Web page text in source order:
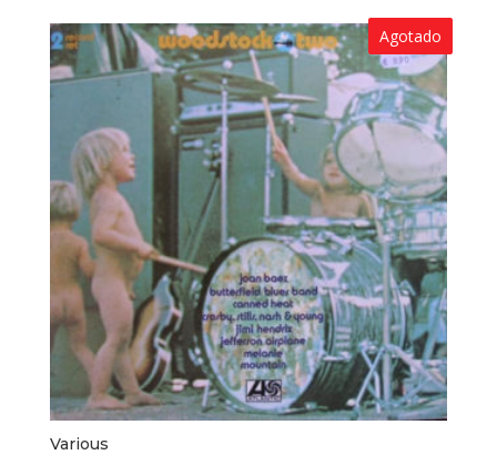
Agotado
Various